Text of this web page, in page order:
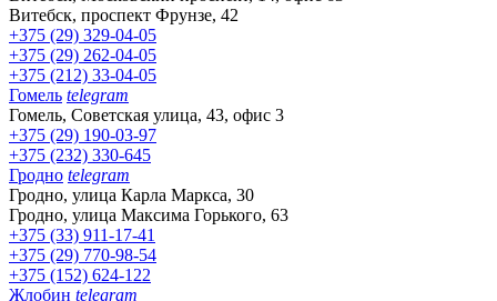
Витебск, проспект Фрунзе, 42
+375 (29) 329-04-05
+375 (29) 262-04-05
+375 (212) 33-04-05
Гомель telegram
Гомель, Советская улица, 43, офис 3
+375 (29) 190-03-97
+375 (232) 330-645
Гродно telegram
Гродно, улица Карла Маркса, 30
Гродно, улица Максима Горького, 63
+375 (33) 911-17-41
+375 (29) 770-98-54
+375 (152) 624-122
Жлобин telegram